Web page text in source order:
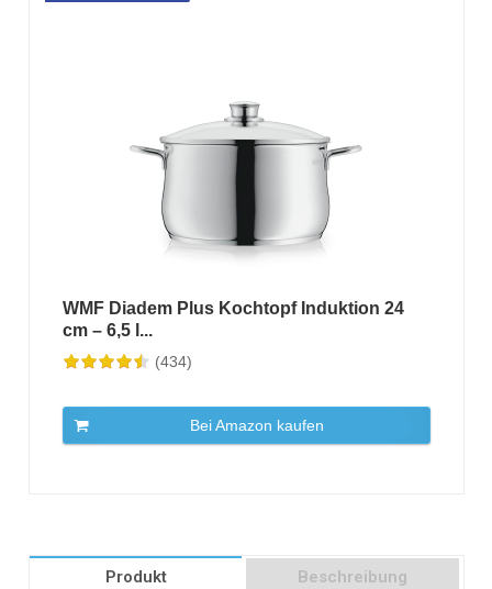
WMF Diadem Plus Kochtopf Induktion 24
cm – 6,5 l...
(434)
Bei Amazon kaufen
Produkt Beschreibung